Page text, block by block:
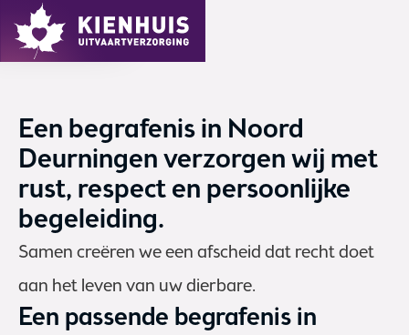
MENU
Een begrafenis in Noord
Deurningen verzorgen wij met
rust, respect en persoonlijke
begeleiding.
Samen creëren we een afscheid dat recht doet
aan het leven van uw dierbare.
Een passende begrafenis in